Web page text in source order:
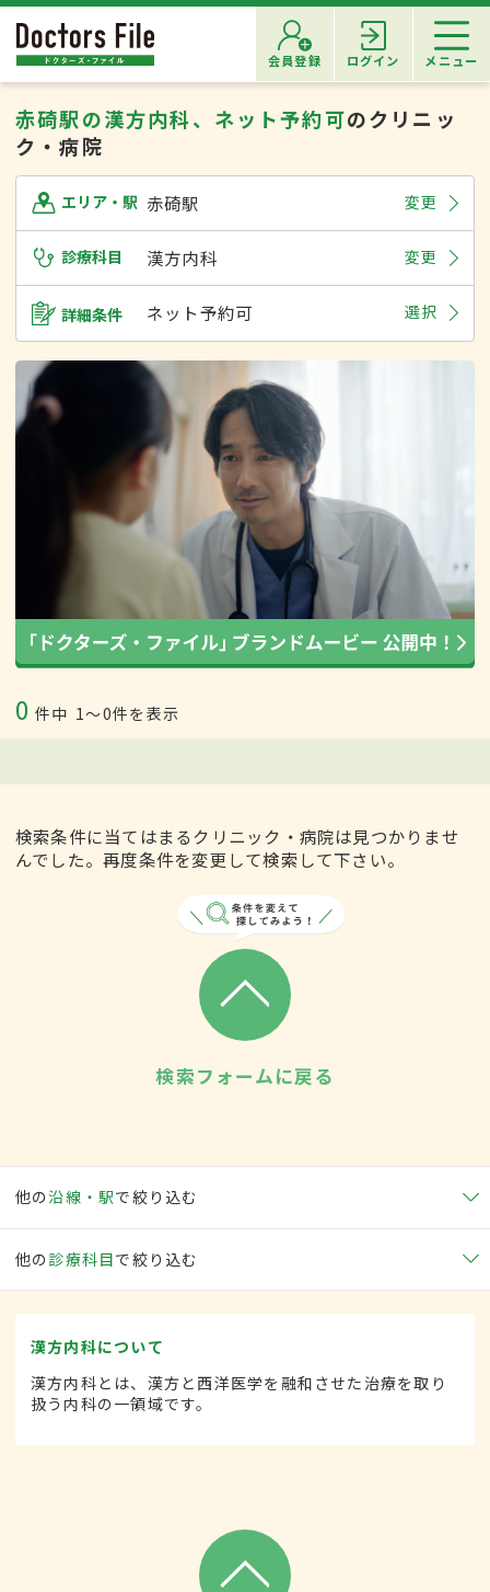
会員登録 ログイン メニュー
赤碕駅の漢方内科、ネット予約可のクリニッ
ク・病院
エリア・駅 赤碕駅 変更
診療科目 漢方内科 変更
詳細条件 ネット予約可 選択
0 件中 1〜0件を表示
検索条件に当てはまるクリニック・病院は見つかりませ
んでした。再度条件を変更して検索して下さい。
検索フォームに戻る
他の沿線・駅で絞り込む
他の 診療科目で絞り込む
漢方内科について
漢方内科とは、漢方と西洋医学を融和させた治療を取り
扱う内科の一領域です。